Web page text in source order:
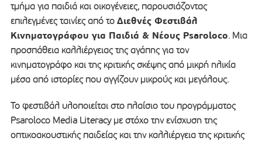
τμήμα για παιδιά και οικογένειες, παρουσιάζοντας
επιλεγμένες ταινίες από το Διεθνές Φεστιβάλ
Κινηματογράφου για Παιδιά & Νέους Psaroloco. Μια
προσπάθεια καλλιέργειας της αγάπης για τον
κινηματογράφο και της κριτικής σκέψης από μικρή ηλικία
μέσα από ιστορίες που αγγίζουν μικρούς και μεγάλους.
Το φεστιβάλ υλοποιείται στο πλαίσιο του προγράμματος
Psaroloco Media Literacy με στόχο την ενίσχυση της
οπτικοακουστικής παιδείας και την καλλιέργεια της κριτικής